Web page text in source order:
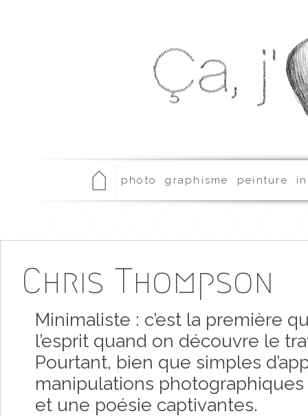
photo graphisme peinture
Chris Thompson
Minimaliste : c’est la première
l’esprit quand on découvre le
Pourtant, bien que simples
manipulations
et une poésie captivantes.